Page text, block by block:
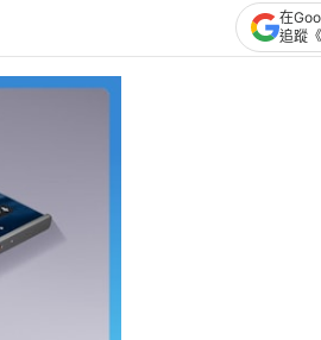
在
追蹤